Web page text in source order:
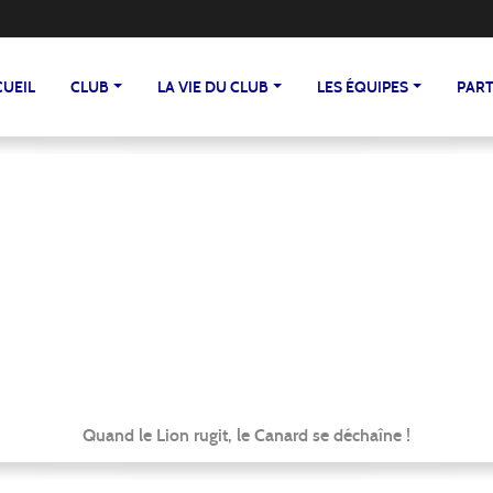
CLUB LA VIE DU CLUB LES ÉQUIPES
Quand le Lion rugit, le Canard se déchaîne !